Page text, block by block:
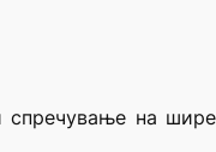
спречување на